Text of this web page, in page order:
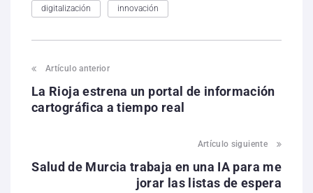
digitalización innovación
Artículo anterior
La Rioja estrena un portal de información
cartográfica a tiempo real
Artículo siguiente
Salud de Murcia trabaja en una IA para me
jorar las listas de espera